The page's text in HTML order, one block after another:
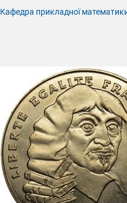
Кафедра прикладної